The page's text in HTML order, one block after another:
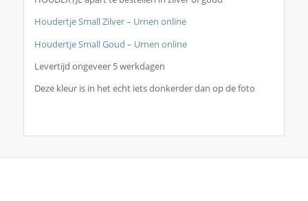
Houdertje Small Zilver – Urnen online
Houdertje Small Goud – Urnen online
Levertijd ongeveer 5 werkdagen
Deze kleur is in het echt iets donkerder dan op de foto